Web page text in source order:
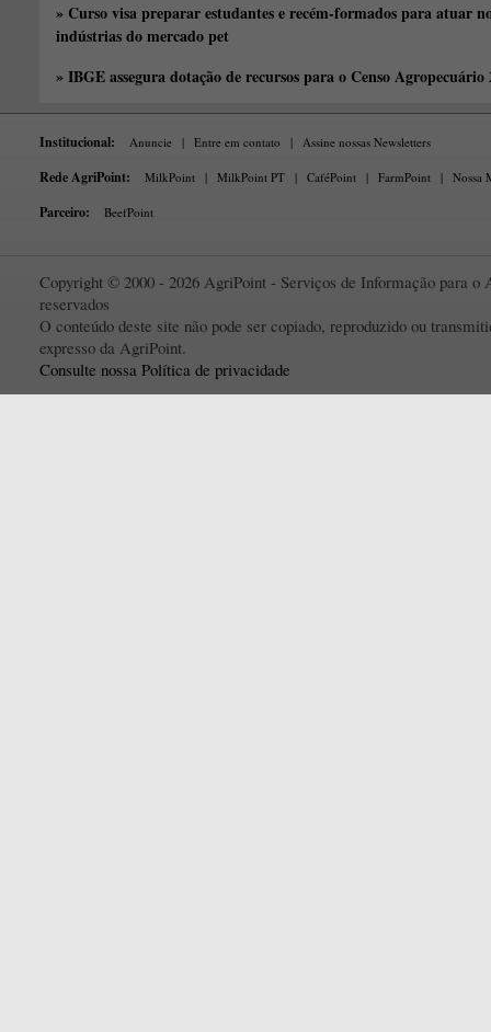
» Curso visa preparar estudantes e recém-formados para atuar
indústrias do mercado pet
» IBGE assegura dotação de recursos para o Censo Agropecuário
Institucional: Anuncie | Entre em contato | Assine nossas Newsletters
Rede AgriPoint: MilkPoint | MilkPoint PT | CaféPoint | FarmPoint | Nossa
Parceiro: BeefPoint
Copyright © 2000 - 2026 AgriPoint - Serviços de Informação para o
reservados
O conteúdo deste site não pode ser copiado, reproduzido ou
expresso da AgriPoint.
Consulte nossa Política de privacidade